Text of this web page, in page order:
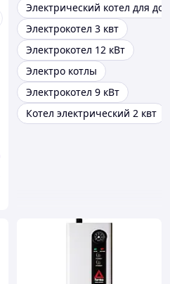
Электрический котел для
Электрокотел 3 квт
Электрокотел 12 кВт
Электро котлы
Электрокотел 9 кВт
Котел электрический 2 квт